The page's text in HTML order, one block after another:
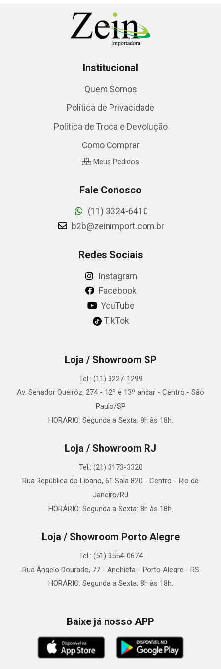
Institucional
Quem Somos
Política de Privacidade
Política de Troca e Devolução
Como Comprar
Meus Pedidos
Fale Conosco
(11) 3324-6410
b2b@zeinimport.com.br
Redes Sociais
Instagram
Facebook
YouTube
TikTok
Loja / Showroom SP
Tel.: (11) 3227-1299
Av. Senador Queiróz, 274 - 12º e 13º andar - Centro - São
Paulo/SP
HORÁRIO: Segunda a Sexta: 8h às 18h.
Loja / Showroom RJ
Tel.: (21) 3173-3320
Rua República do Libano, 61 Sala 820 - Centro - Rio de
Janeiro/RJ
HORÁRIO: Segunda a Sexta: 8h às 18h.
Loja / Showroom Porto Alegre
Tel.: (51) 3554-0674
Rua Ângelo Dourado, 77 - Anchieta - Porto Alegre - RS
HORÁRIO: Segunda a Sexta: 8h às 18h.
Baixe já nosso APP